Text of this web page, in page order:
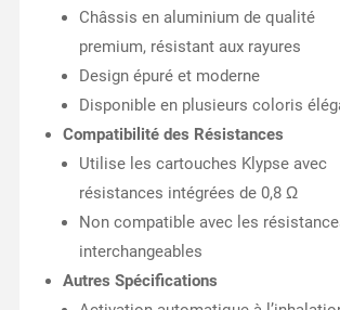
Châssis en aluminium de qualité
premium, résistant aux rayures
Design épuré et moderne
Disponible en plusieurs coloris
Compatibilité des Résistances
Utilise les cartouches Klypse avec
résistances intégrées de 0,8 Ω
Non compatible avec les
interchangeables
Autres Spécifications